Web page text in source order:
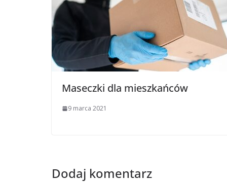
Maseczki dla mieszkańców
9 marca 2021
Dodaj komentarz